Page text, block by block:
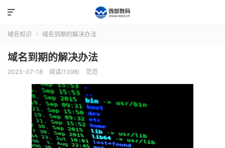

域名知识  域名到期的解决办法
域名到期的解决办法
2023-07-18 阅读(1398) 范范